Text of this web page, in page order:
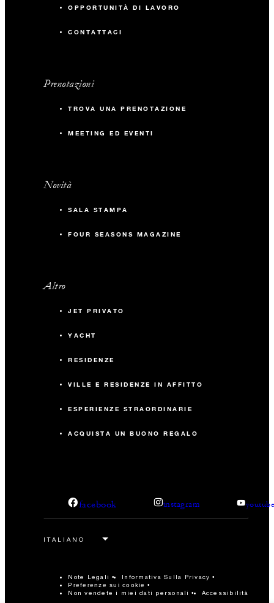
OPPORTUNITÀ DI LAVORO
CONTATTACI
Prenotazioni
TROVA UNA PRENOTAZIONE
MEETING ED EVENTI
Novità
SALA STAMPA
FOUR SEASONS MAGAZINE
Altro
JET PRIVATO
YACHT
RESIDENZE
VILLE E RESIDENZE IN AFFITTO
ESPERIENZE STRAORDINARIE
ACQUISTA UN BUONO REGALO
facebook instagram
Note Legali Informativa Sulla Privacy
Preferenze sui cookie
Non vendete i miei dati personali Accessibilità